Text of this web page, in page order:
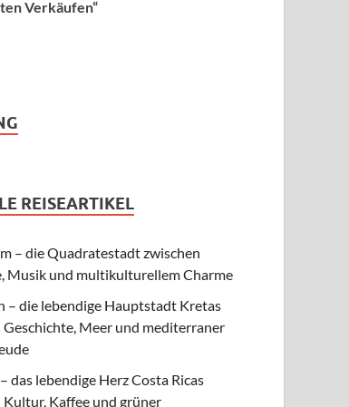
Verkäufen“
REISEARTIKEL
– die Quadratestadt zwischen
Musik und multikulturellem Charme
– die lebendige Hauptstadt Kretas
Geschichte, Meer und mediterraner
das lebendige Herz Costa Ricas
Kultur, Kaffee und grüner